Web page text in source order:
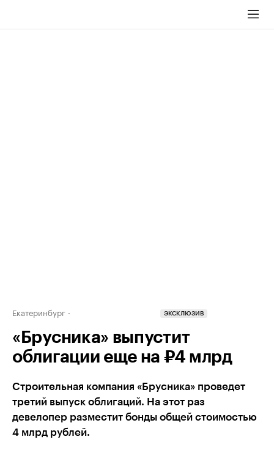
Екатеринбург ЭКСКЛЮЗИВ
«Брусника» выпустит
облигации еще на ₽4 млрд
Строительная компания «Брусника» проведет
третий выпуск облигаций. На этот раз
девелопер разместит бонды общей стоимостью
4 млрд рублей.